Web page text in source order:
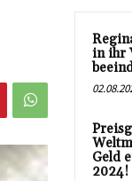
in ihr
Geld
2024!